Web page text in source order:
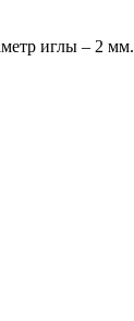
иглы – 2 мм.